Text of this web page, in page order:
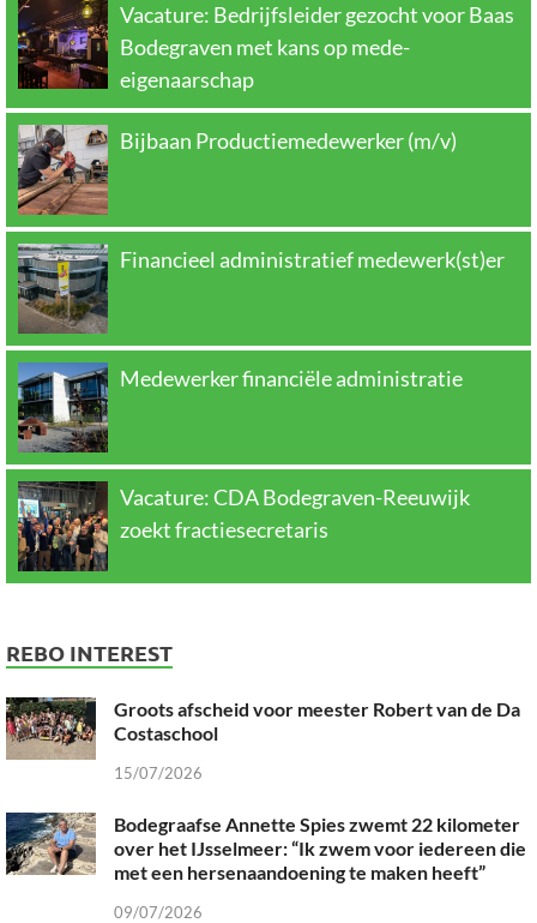
Vacature: Bedrijfsleider gezocht voor Baas
Bodegraven met kans op mede-
eigenaarschap
Bijbaan Productiemedewerker (m/v)
Financieel administratief medewerk(st)er
Medewerker financiële administratie
Vacature: CDA Bodegraven-Reeuwijk
zoekt fractiesecretaris
REBO INTEREST
Groots afscheid voor meester Robert van de Da
Costaschool
15/07/2026
Bodegraafse Annette Spies zwemt 22 kilometer
over het IJsselmeer: “Ik zwem voor iedereen die
met een hersenaandoening te maken heeft”
09/07/2026